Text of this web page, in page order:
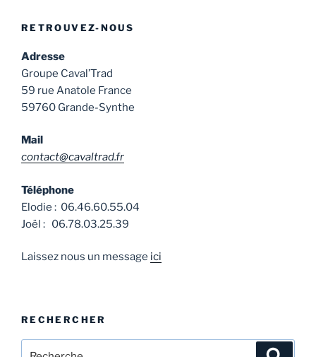
RETROUVEZ-NOUS
Adresse
Groupe Caval’Trad
59 rue Anatole France
59760 Grande-Synthe
Mail
contact@cavaltrad.fr
Téléphone
Elodie : 06.46.60.55.04
Joël : 06.78.03.25.39
Laissez nous un message ici
RECHERCHER